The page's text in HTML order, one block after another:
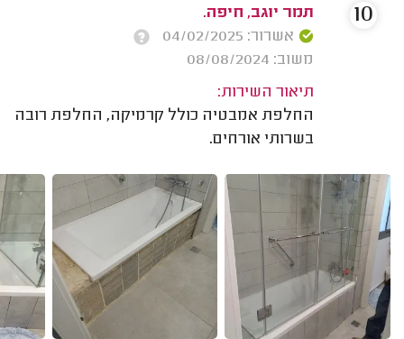
תמר יוגב, חיפה.
אשרור: 04/02/2025
משוב: 08/08/2024
תיאור השירות:
החלפת אמבטיה כולל קרמיקה, החלפת רובה
בשרותי אורחים.
10